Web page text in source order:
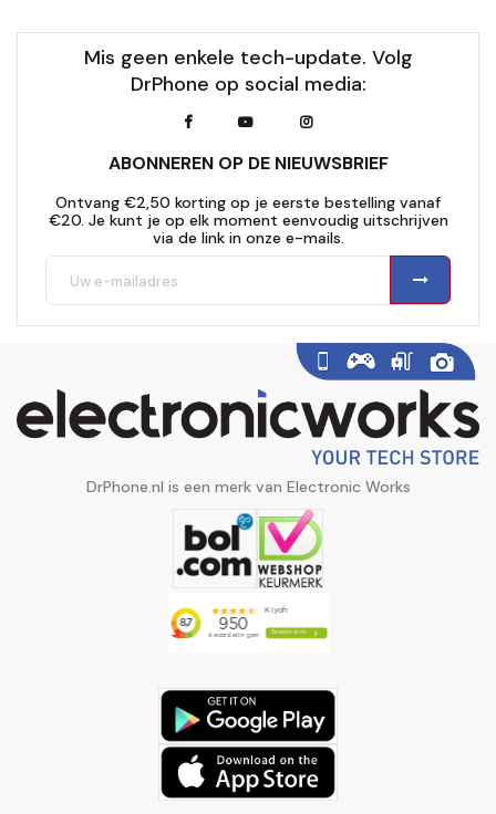
Mis geen enkele tech-update. Volg
DrPhone op social media:
ABONNEREN OP DE NIEUWSBRIEF
Ontvang €2,50 korting op je eerste bestelling vanaf
€20. Je kunt je op elk moment eenvoudig uitschrijven
via de link in onze e-mails.
DrPhone.nl is een merk van Electronic Works